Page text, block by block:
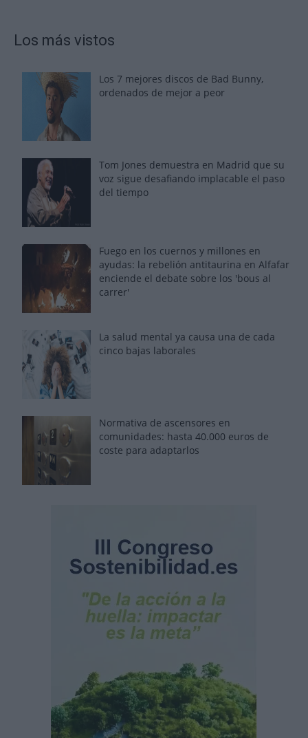
Los más vistos
Los 7 mejores discos de Bad Bunny,
ordenados de mejor a peor
Tom Jones demuestra en Madrid que su
voz sigue desafiando implacable el paso
del tiempo
Fuego en los cuernos y millones en
ayudas: la rebelión antitaurina en Alfafar
enciende el debate sobre los 'bous al
carrer'
La salud mental ya causa una de cada
cinco bajas laborales
Normativa de ascensores en
comunidades: hasta 40.000 euros de
coste para adaptarlos